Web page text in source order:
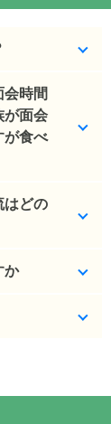
です。
時間
が面会
が食べ
必要ござ
はどの
再開して
くださ
か